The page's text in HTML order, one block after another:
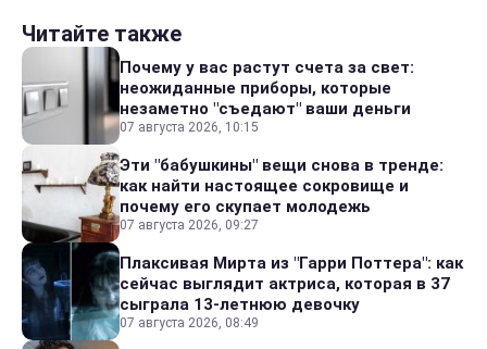
Читайте также
Почему у вас растут счета за свет:
неожиданные приборы, которые
незаметно "съедают" ваши деньги
07 августа 2026, 10:15
Эти "бабушкины" вещи снова в тренде:
как найти настоящее сокровище и
почему его скупает молодежь
07 августа 2026, 09:27
Плаксивая Мирта из "Гарри Поттера": как
сейчас выглядит актриса, которая в 37
сыграла 13-летнюю девочку
07 августа 2026, 08:49